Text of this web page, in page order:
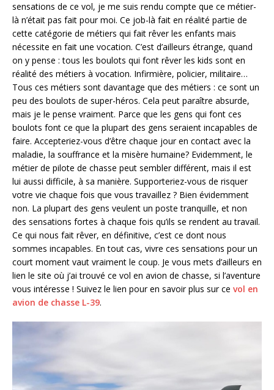
sensations de ce vol, je me suis rendu compte que ce métier-
là n’était pas fait pour moi. Ce job-là fait en réalité partie de
cette catégorie de métiers qui fait rêver les enfants mais
nécessite en fait une vocation. C’est d’ailleurs étrange, quand
on y pense : tous les boulots qui font rêver les kids sont en
réalité des métiers à vocation. Infirmière, policier, militaire…
Tous ces métiers sont davantage que des métiers : ce sont un
peu des boulots de super-héros. Cela peut paraître absurde,
mais je le pense vraiment. Parce que les gens qui font ces
boulots font ce que la plupart des gens seraient incapables de
faire. Accepteriez-vous d’être chaque jour en contact avec la
maladie, la souffrance et la misère humaine? Evidemment, le
métier de pilote de chasse peut sembler différent, mais il est
lui aussi difficile, à sa manière. Supporteriez-vous de risquer
votre vie chaque fois que vous travaillez ? Bien évidemment
non. La plupart des gens veulent un poste tranquille, et non
des sensations fortes à chaque fois qu’ils se rendent au travail.
Ce qui nous fait rêver, en définitive, c’est ce dont nous
sommes incapables. En tout cas, vivre ces sensations pour un
court moment vaut vraiment le coup. Je vous mets d’ailleurs en
lien le site où j’ai trouvé ce vol en avion de chasse, si l’aventure
vous intéresse ! Suivez le lien pour en savoir plus sur ce vol en
avion de chasse L-39.